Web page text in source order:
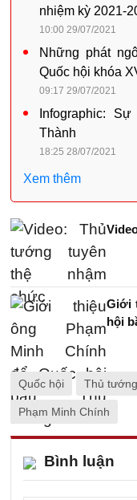
nhiệm kỳ 2021-
10:00 29/07/2021
Những phát
Quốc hội khóa
09:17 29/07/2021
Infographic:
Thành
18:25 28/07/2021
Xem thêm
Giới
hội
Quốc hội Thủ tướng
Phạm Minh Chính
Bình luận